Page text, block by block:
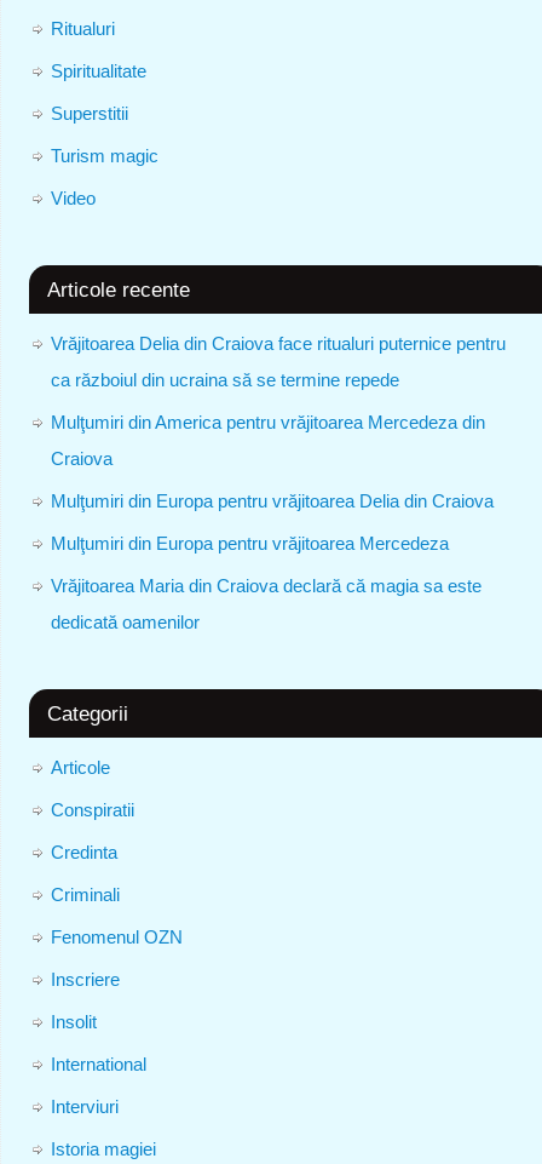
Ritualuri
Spiritualitate
Superstitii
Turism magic
Video
Articole recente
Vrăjitoarea Delia din Craiova face ritualuri puternice pentru
ca războiul din ucraina să se termine repede
Mulţumiri din America pentru vrăjitoarea Mercedeza din
Craiova
Mulţumiri din Europa pentru vrăjitoarea Delia din Craiova
Mulţumiri din Europa pentru vrăjitoarea Mercedeza
Vrăjitoarea Maria din Craiova declară că magia sa este
dedicată oamenilor
Categorii
Articole
Conspiratii
Credinta
Criminali
Fenomenul OZN
Inscriere
Insolit
International
Interviuri
Istoria magiei